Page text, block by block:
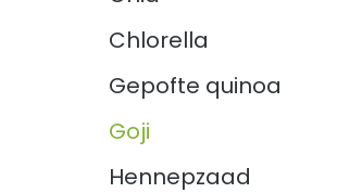
Chlorella
Gepofte quinoa
Goji
Hennepzaad